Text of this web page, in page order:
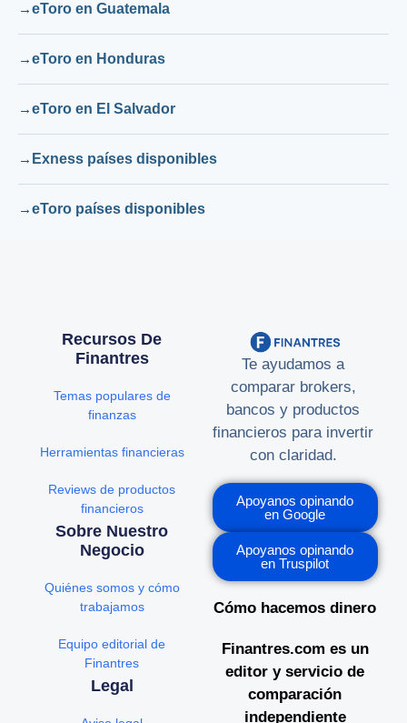
eToro en Guatemala
eToro en Honduras
eToro en El Salvador
Exness países disponibles
eToro países disponibles
Te ayudamos a
comparar brokers,
bancos y productos
financieros para invertir
con claridad.
Apoyanos opinando
en Google
Apoyanos opinando
en Truspilot
Cómo hacemos dinero
Finantres.com es un
editor y servicio de
comparación
independiente
Recursos De
Finantres
Temas populares de
finanzas
Herramientas financieras
Reviews de productos
financieros
Sobre Nuestro
Negocio
Quiénes somos y cómo
trabajamos
Equipo editorial de
Finantres
Legal